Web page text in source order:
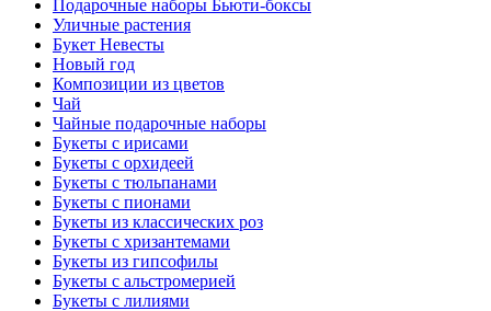
Подарочные наборы Бьюти-боксы
Уличные растения
Букет Невесты
Новый год
Композиции из цветов
Чай
Чайные подарочные наборы
Букеты с ирисами
Букеты с орхидеей
Букеты с тюльпанами
Букеты с пионами
Букеты из классических роз
Букеты с хризантемами
Букеты из гипсофилы
Букеты с альстромерией
Букеты с лилиями